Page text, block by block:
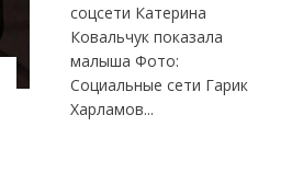
соцсети Катерина
Ковальчук показала
малыша Фото:
Социальные сети Гарик
Харламов...